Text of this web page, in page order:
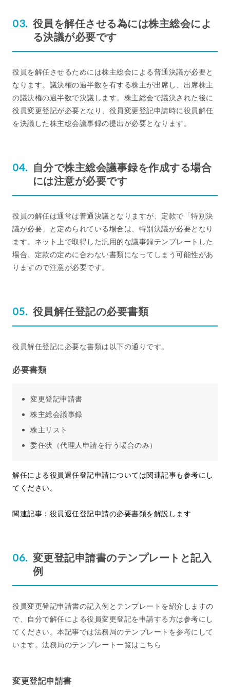
役員を解任させる為には株主総会によ
る決議が必要です
役員を解任させるためには株主総会による普通決議が必要と
なります。議決権の過半数を有する株主が出席し、出席株主
の議決権の過半数で決議します。株主総会で議決された後に
役員変更登記が必要となり、役員変更登記申請時に役員解任
を決議した株主総会議事録の提出が必要となります。
自分で株主総会議事録を作成する場合
には注意が必要です
役員の解任は通常は普通決議となりますが、定款で「特別決
議が必要」と定められている場合は、特別決議が必要となり
ます。ネット上で取得した汎用的な議事録テンプレートした
場合、定款の定めに合わない書類になってしまう可能性があ
りますので注意が必要です。
役員解任登記の必要書類
役員解任登記に必要な書類は以下の通りです。
必要書類
変更登記申請書
株主総会議事録
株主リスト
委任状（代理人申請を行う場合のみ）
解任による役員退任登記申請については関連記事も参考にし
てください。
関連記事： 役員退任登記申請の必要書類を解説します
変更登記申請書のテンプレートと記入
例
役員変更登記申請書の記入例とテンプレートを紹介しますの
で、自分で解任による役員変更登記を申請する方は参考にし
てください。本記事では法務局のテンプレートを参考にして
います。法務局のテンプレート一覧はこちら
変更登記申請書